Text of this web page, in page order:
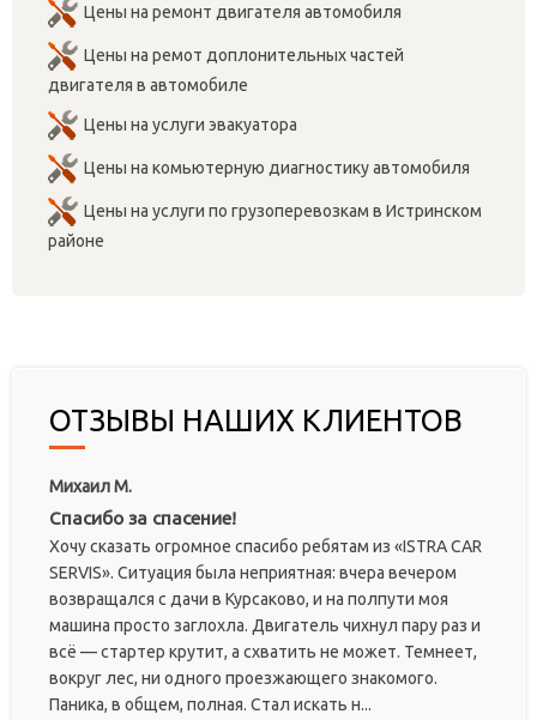
Цены на ремонт двигателя автомобиля
Цены на ремот доплонительных частей
двигателя в автомобиле
Цены на услуги эвакуатора
Цены на комьютерную диагностику автомобиля
Цены на услуги по грузоперевозкам в Истринском
районе
ОТЗЫВЫ НАШИХ КЛИЕНТОВ
Михаил М.
Спасибо за спасение!
Хочу сказать огромное спасибо ребятам из «ISTRA CAR
SERVIS». Ситуация была неприятная: вчера вечером
возвращался с дачи в Курсаково, и на полпути моя
машина просто заглохла. Двигатель чихнул пару раз и
всё — стартер крутит, а схватить не может. Темнеет,
вокруг лес, ни одного проезжающего знакомого.
Паника, в общем, полная. Стал искать н...